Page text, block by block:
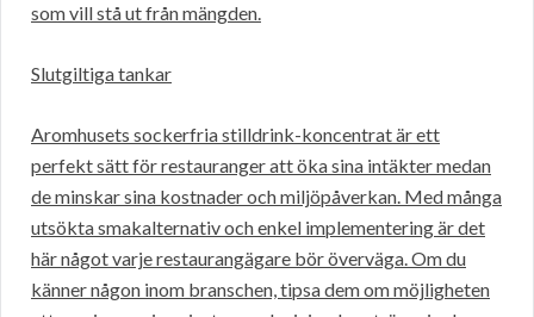
som vill stå ut från mängden.
Slutgiltiga tankar
Aromhusets sockerfria stilldrink-koncentrat är ett
perfekt sätt för restauranger att öka sina intäkter medan
de minskar sina kostnader och miljöpåverkan. Med många
utsökta smakalternativ och enkel implementering är det
här något varje restaurangägare bör överväga. Om du
känner någon inom branschen, tipsa dem om möjligheten